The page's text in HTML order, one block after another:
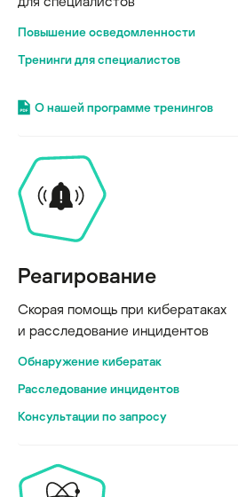
Повышение осведомленности
Тренинги для специалистов
О нашей программе тренингов
Реагирование
Скорая помощь при кибератаках
и расследование инцидентов
Обнаружение кибератак
Расследование инцидентов
Консультации по запросу